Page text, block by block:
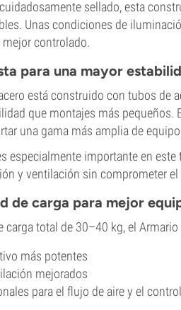
sellado, esta
Unas condiciones de
controlado.
para una mayor
está construido con tubos de
que montajes más
una gama más amplia de
especialmente importante en
y ventilación sin comprometer
de carga para mejor
carga total de 30–40 kg, el
más potentes
mejorados
para el flujo de aire y el